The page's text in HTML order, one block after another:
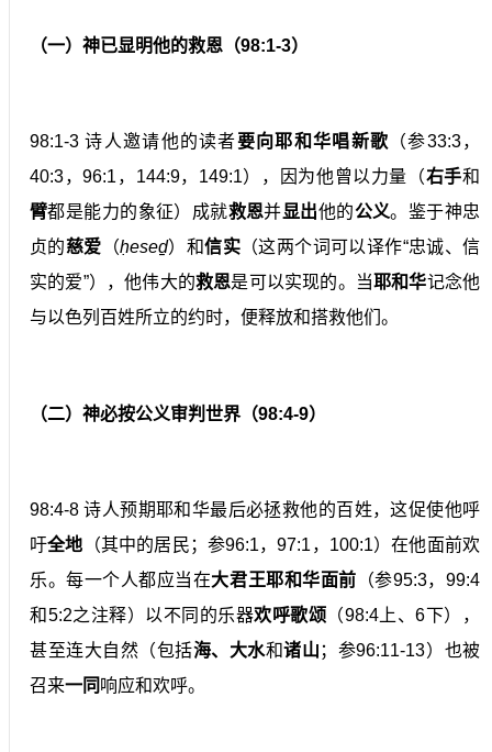
（一）神已显明他的救恩（98:1-3）
98:1-3 诗人邀请他的读者要向耶和华唱新歌 （参33:3，
40:3，96:1，144:9，149:1），因为他曾以力量（右手和
臂都是能力的象征）成就救恩并显出他的公义。鉴于神忠
贞的慈爱 （ḥeseḏ）和信实（这两个词可以译作“忠诚、信
实的爱”），他伟大的救恩是可以实现的。当耶和华记念他
与以色列百姓所立的约时，便释放和搭救他们。
（二）神必按公义审判世界（98:4-9）
98:4-8 诗人预期耶和华最后必拯救他的百姓，这促使他呼
吁全地 （其中的居民；参96:1，97:1，100:1）在他面前欢
乐。每一个人都应当在大君王耶和华面前 （参95:3，99:4
和5:2之注释）以不同的乐器欢呼歌颂 （98:4上、6下），
甚至连大自然（包括海、大水和诸山 ；参96:11-13）也被
召来一同 响应和欢呼。